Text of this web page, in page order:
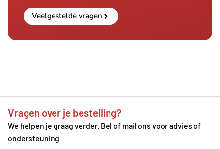
Veelgestelde vragen
Vragen over je bestelling?
We helpen je graag verder. Bel of mail ons voor advies of
ondersteuning